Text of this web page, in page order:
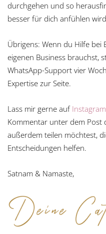
durchgehen und so
besser für dich anfühlen
Übrigens: Wenn du Hilfe bei
eigenen Business brauchst,
WhatsApp-Support vier
Expertise zur Seite.
Lass mir gerne auf Instagram
Kommentar unter dem Post
außerdem teilen möchtest,
Entscheidungen helfen.
Satnam & Namaste,